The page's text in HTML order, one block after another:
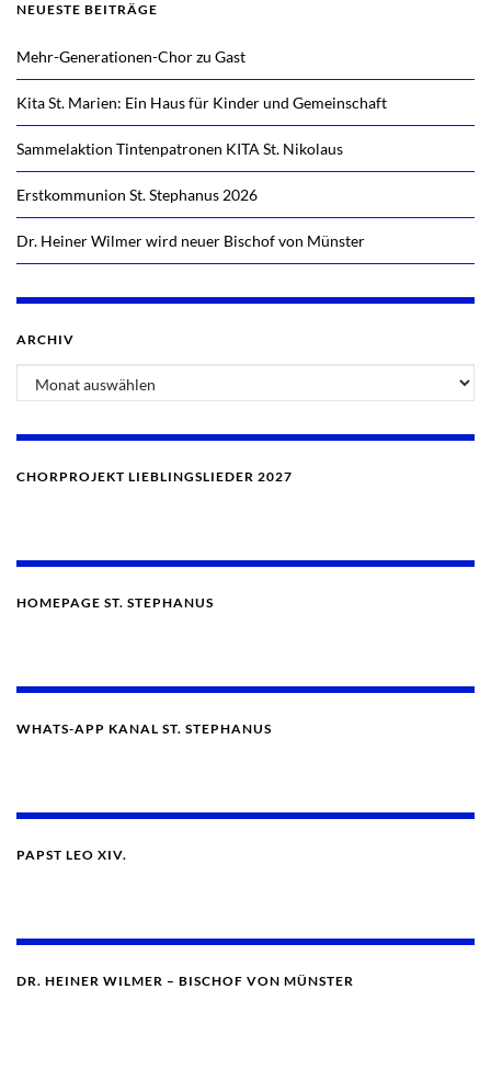
NEUESTE BEITRÄGE
Mehr-Generationen-Chor zu Gast
Kita St. Marien: Ein Haus für Kinder und Gemeinschaft
Sammelaktion Tintenpatronen KITA St. Nikolaus
Erstkommunion St. Stephanus 2026
Dr. Heiner Wilmer wird neuer Bischof von Münster
ARCHIV
CHORPROJEKT LIEBLINGSLIEDER 2027
HOMEPAGE ST. STEPHANUS
WHATS-APP KANAL ST. STEPHANUS
PAPST LEO XIV.
DR. HEINER WILMER – BISCHOF VON MÜNSTER